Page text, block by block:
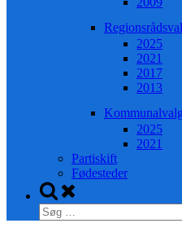
2025
2021
2017
2013
Kommunalvalg
2025
2021
Partiskift
Fødesteder
Toggle
search
form
Søg
efter: